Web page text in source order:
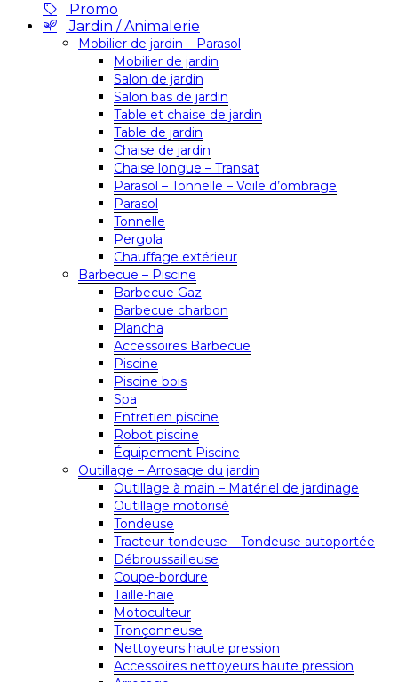
Promo
Jardin / Animalerie
Mobilier de jardin – Parasol
Mobilier de jardin
Salon de jardin
Salon bas de jardin
Table et chaise de jardin
Table de jardin
Chaise de jardin
Chaise longue – Transat
Parasol – Tonnelle – Voile d’ombrage
Parasol
Tonnelle
Pergola
Chauffage extérieur
Barbecue – Piscine
Barbecue Gaz
Barbecue charbon
Plancha
Accessoires Barbecue
Piscine
Piscine bois
Spa
Entretien piscine
Robot piscine
Équipement Piscine
Outillage – Arrosage du jardin
Outillage à main – Matériel de jardinage
Outillage motorisé
Tondeuse
Tracteur tondeuse – Tondeuse autoportée
Débroussailleuse
Coupe-bordure
Taille-haie
Motoculteur
Tronçonneuse
Nettoyeurs haute pression
Accessoires nettoyeurs haute pression